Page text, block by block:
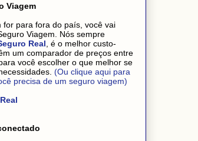
Viagem
for para fora do país, você vai
Viagem. Nós sempre
Real , é o melhor custo-
um comparador de preços entre
você escolher o que melhor se
(Ou clique aqui para
precisa de um seguro viagem)